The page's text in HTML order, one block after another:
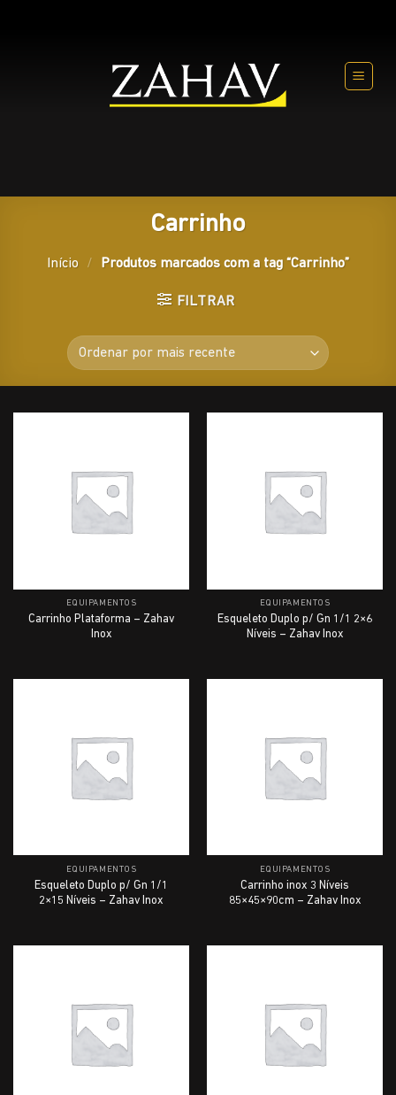
Carrinho
Início / Produtos marcados com a tag “Carrinho”
FILTRAR
EQUIPAMENTOS
Carrinho Plataforma – Zahav
Inox
EQUIPAMENTOS
Esqueleto Duplo p/ Gn 1/1 2×6
Níveis – Zahav Inox
EQUIPAMENTOS
Esqueleto Duplo p/ Gn 1/1
2×15 Níveis – Zahav Inox
EQUIPAMENTOS
Carrinho inox 3 Níveis
85×45×90cm – Zahav Inox